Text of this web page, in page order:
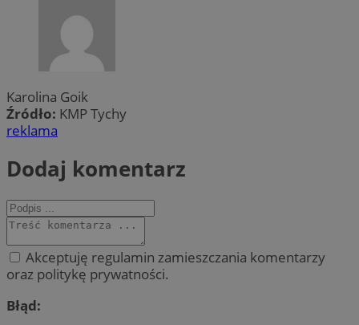
Karolina Goik
Źródło: KMP Tychy
reklama
Dodaj komentarz
Akceptuję regulamin zamieszczania komentarzy
oraz politykę prywatności.
Błąd: